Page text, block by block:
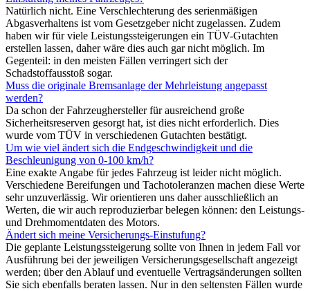
Natürlich nicht. Eine Verschlechterung des serienmäßigen
Abgasverhaltens ist vom Gesetzgeber nicht zugelassen. Zudem
haben wir für viele Leistungssteigerungen ein TÜV-Gutachten
erstellen lassen, daher wäre dies auch gar nicht möglich. Im
Gegenteil: in den meisten Fällen verringert sich der
Schadstoffausstoß sogar.
Muss die originale Bremsanlage der Mehrleistung angepasst
werden?
Da schon der Fahrzeughersteller für ausreichend große
Sicherheitsreserven gesorgt hat, ist dies nicht erforderlich. Dies
wurde vom TÜV in verschiedenen Gutachten bestätigt.
Um wie viel ändert sich die Endgeschwindigkeit und die
Beschleunigung von 0-100 km/h?
Eine exakte Angabe für jedes Fahrzeug ist leider nicht möglich.
Verschiedene Bereifungen und Tachotoleranzen machen diese Werte
sehr unzuverlässig. Wir orientieren uns daher ausschließlich an
Werten, die wir auch reproduzierbar belegen können: den Leistungs-
und Drehmomentdaten des Motors.
Ändert sich meine Versicherungs-Einstufung?
Die geplante Leistungssteigerung sollte von Ihnen in jedem Fall vor
Ausführung bei der jeweiligen Versicherungsgesellschaft angezeigt
werden; über den Ablauf und eventuelle Vertragsänderungen sollten
Sie sich ebenfalls beraten lassen. Nur in den seltensten Fällen wurde